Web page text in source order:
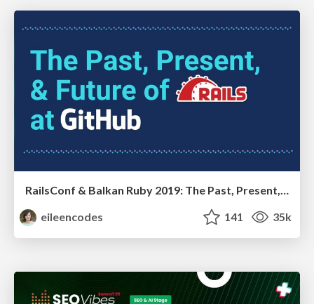
RailsConf & Balkan Ruby 2019: The Past, Present, and Future of Rails at GitHub
eileencodes
141 35k